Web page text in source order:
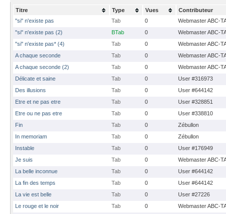
Titre Type Vues
Contributeur
"si" n'existe pas
Tab 0
Webmaster ABC-
"si" n'existe pas (2)
BTab 0
Webmaster ABC-
"si" n'existe pas* (4)
Tab 0
Webmaster ABC-
A chaque seconde
Tab 0
Webmaster ABC-
A chaque seconde (2)
Tab 0
Webmaster ABC-
Délicate et saine
Tab 0
User #316973
Des illusions
Tab 0
User #644142
Etre et ne pas etre
Tab 0
User #328851
Etre ou ne pas etre
Tab 0
User #338810
Fin
Tab 0
Zébullon
In memoriam
Tab 0
Zébullon
Instable
Tab 0
User #176949
Je suis
Tab 0
Webmaster ABC-
La belle inconnue
Tab 0
User #644142
La fin des temps
Tab 0
User #644142
La vie est belle
Tab 0
User #27226
Le rouge et le noir
Tab 0
Webmaster ABC-